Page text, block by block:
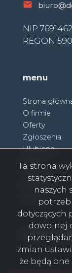
NIP
REGON
menu
Strona
O firmie
Oferty
Zgłoszenia
Ulubione
Kontakt
social
Ta strona
naszych
dotyczących
dowolnej
zmian
że będą